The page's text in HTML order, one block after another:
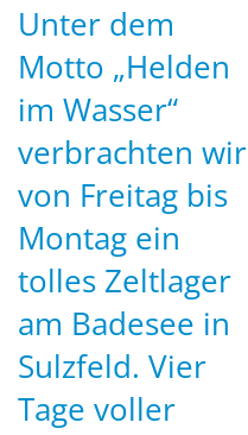
Unter dem
Motto „Helden
im Wasser“
verbrachten wir
von Freitag bis
Montag ein
tolles Zeltlager
am Badesee in
Sulzfeld. Vier
Tage voller